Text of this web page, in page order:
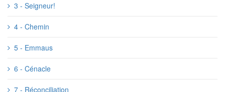
3 - Seigneur!
4 - Chemin
5 - Emmaus
6 - Cénacle
7 - Réconciliation